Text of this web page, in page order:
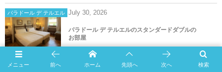
パラドール デ テルエル July 30 2026
パラドール デ テルエルのスタンダードダブルの
お部屋
jasmineの記事一覧
メニュー 検索
前へ ホーム 先頭へ 次へ